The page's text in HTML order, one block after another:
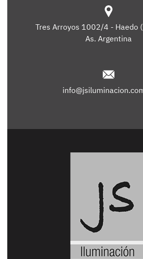
Tres Arroyos 1002/4 - Haedo
As. Argentina